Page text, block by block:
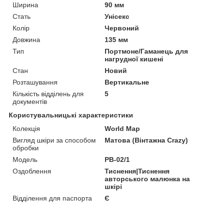
Ширина
90 мм
Стать
Унісекс
Колір
Червоний
Довжина
135 мм
Тип
Портмоне/Гаманець для
нагрудної кишені
Стан
Новий
Розташування
Вертикальне
Кількість відділень для
документів
5
Користувальницькі характеристики
Колекція
World Map
Вигляд шкіри за способом
обробки
Матова (Вінтажна Crazy)
Модель
PB-02/1
Оздоблення
Тиснення|Тиснення
авторського малюнка на
шкірі
Відділення для паспорта
Є